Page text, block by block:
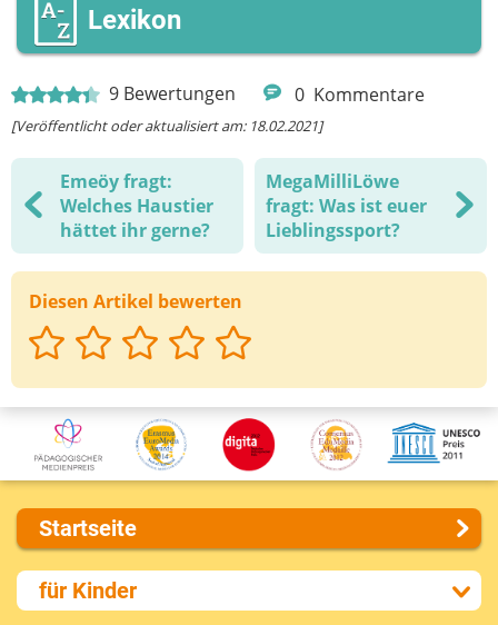
9 Bewertungen 0 Kommentare
[Veröffentlicht oder aktualisiert am: 18.02.2021]
Emeöy fragt:
Welches Haustier
hättet ihr gerne?
MegaMilliLöwe
fragt: Was ist euer
Lieblingssport?
Diesen Artikel bewerten
Lexikon
Startseite
Über uns
Presse
für Kinder